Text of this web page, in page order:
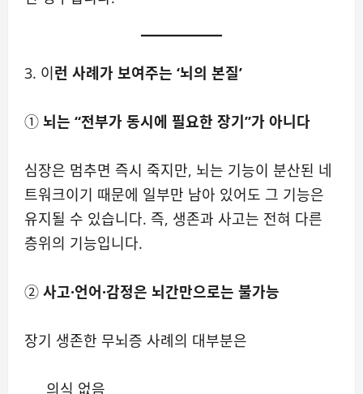
3. 이런 사례가 보여주는 ‘뇌의 본질’
① 뇌는 “전부가 동시에 필요한 장기”가 아니다
심장은 멈추면 즉시 죽지만, 뇌는 기능이 분산된 네
트워크이기 때문에 일부만 남아 있어도 그 기능은
유지될 수 있습니다. 즉, 생존과 사고는 전혀 다른
층위의 기능입니다.
② 사고·언어·감정은 뇌간만으로는 불가능
장기 생존한 무뇌증 사례의 대부분은
의식 없음